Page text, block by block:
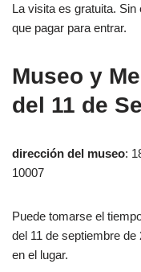
La visita es gratuita.
que pagar para entrar.
Museo y
del 11 de
dirección del museo:
10007
Puede tomarse el
del 11 de septiembre
en el lugar.